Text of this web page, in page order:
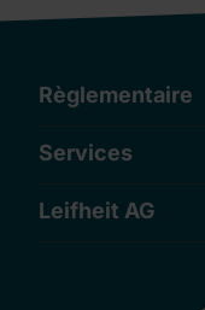
Règlementaire
Services
Leifheit AG